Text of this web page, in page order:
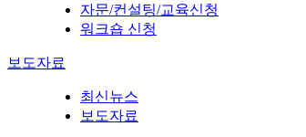
자문/컨설팅/교육신청
워크숍 신청
보도자료
최신뉴스
보도자료